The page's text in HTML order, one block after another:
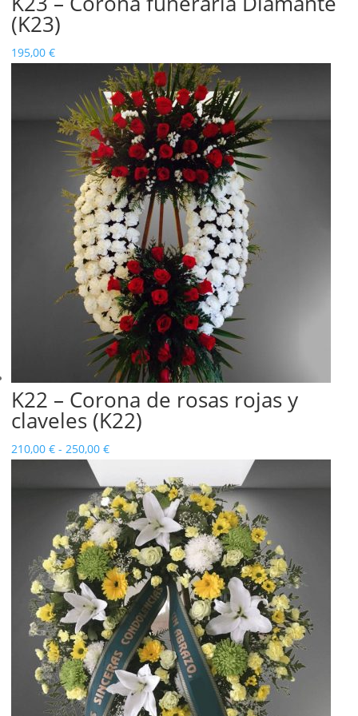
(K23)
195,00 €
K22 – Corona de rosas rojas y
claveles (K22)
210,00 € - 250,00 €Rango
precios:
desde
210,00 €
hasta
250,00 €